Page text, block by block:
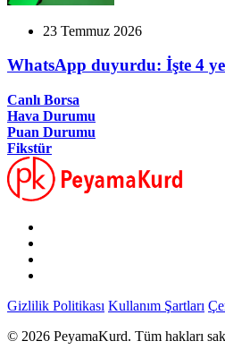
23 Temmuz 2026
WhatsApp duyurdu: İşte 4
Canlı Borsa
Hava Durumu
Puan Durumu
Fikstür
Gizlilik Politikası Kullanım Şartları
© 2026 PeyamaKurd. Tüm hakları